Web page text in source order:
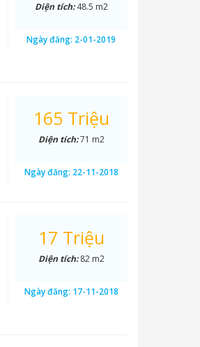
Diện tích:48.5 m2
Ngày đăng: 2-01-2019
165 Triệu
Diện tích:71 m2
Ngày đăng: 22-11-2018
17 Triệu
Diện tích:82 m2
Ngày đăng: 17-11-2018